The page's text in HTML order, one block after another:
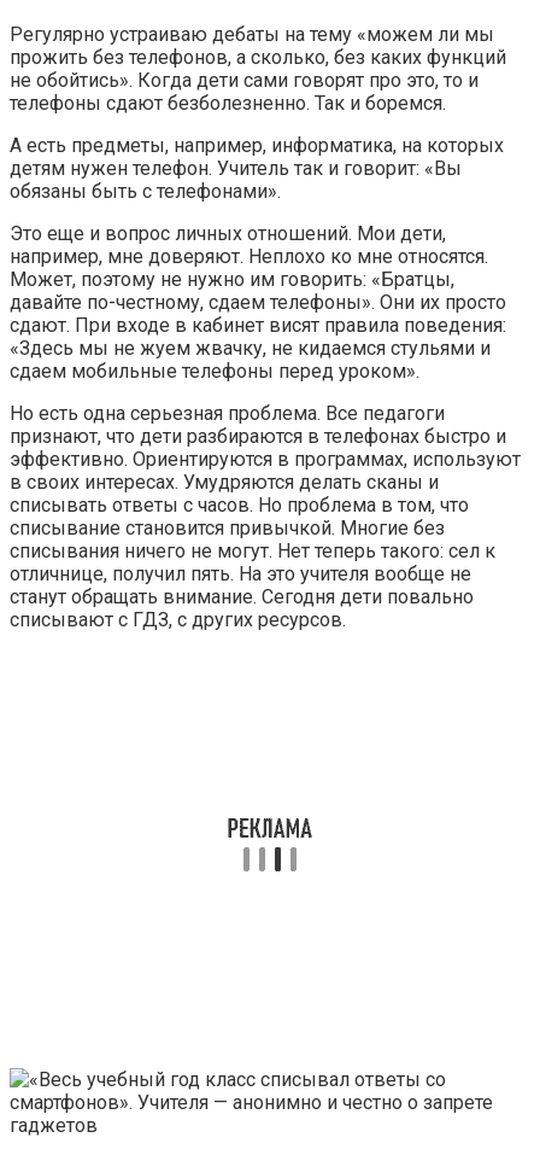
Регулярно устраиваю дебаты на тему «можем ли мы
прожить без телефонов, а сколько, без каких функций
не обойтись». Когда дети сами говорят про это, то и
телефоны сдают безболезненно. Так и боремся.
А есть предметы, например, информатика, на которых
детям нужен телефон. Учитель так и говорит: «Вы
обязаны быть с телефонами».
Это еще и вопрос личных отношений. Мои дети,
например, мне доверяют. Неплохо ко мне относятся.
Может, поэтому не нужно им говорить: «Братцы,
давайте по-честному, сдаем телефоны». Они их просто
сдают. При входе в кабинет висят правила поведения:
«Здесь мы не жуем жвачку, не кидаемся стульями и
сдаем мобильные телефоны перед уроком».
Но есть одна серьезная проблема. Все педагоги
признают, что дети разбираются в телефонах быстро и
эффективно. Ориентируются в программах, используют
в своих интересах. Умудряются делать сканы и
списывать ответы с часов. Но проблема в том, что
списывание становится привычкой. Многие без
списывания ничего не могут. Нет теперь такого: сел к
отличнице, получил пять. На это учителя вообще не
станут обращать внимание. Сегодня дети повально
списывают с ГДЗ, с других ресурсов.